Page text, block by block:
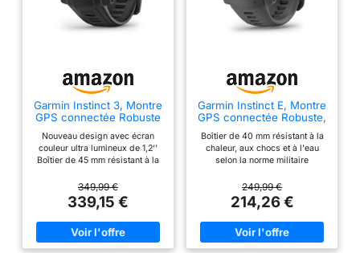
urbaines ou escarpées
Multisports : plus de 50
pied, vélo, randonnée,
ski, aviron, surf, escalade
en salle mais également
la course à obstacles et
bien plus encore Suivi
santé : la fréquence
matinal, statut VFC,
oxymètres de pouls,
Body Battery, le niveau
de stress et de
Garmin Instinct 3, Montre
GPS connectée Robuste
Nouveau design avec écran
couleur ultra lumineux de 1,2‘’
Boîtier de 45 mm résistant à la
selon la norme militaire
américaine 810 et étanche à 10
ATM Autonomie : allant jusqu’à
18 jours en mode montre
connectée et 32h en mode GPS
Intégration d’une lampe torche à
349,99 €
339,15 €
Garmin Instinct E, Montre
GPS connectée Robuste,
Boîtier de 40 mm résistant à la
chaleur, aux chocs et à l'eau
selon la norme militaire
ATM Autonomie : allant jusqu’à
14 jours en mode montre
connectée et 21h en mode GPS
Multi GNSS : prise en charge de
plusieurs GNSS et intègre un
compas électronique 3 axes,
249,99 €
214,26 €